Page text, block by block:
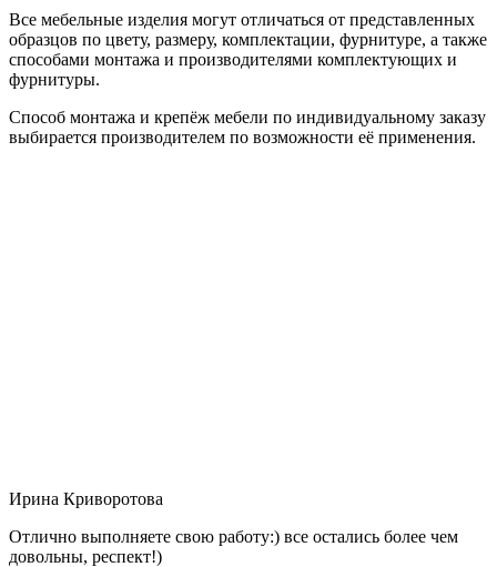
Все мебельные изделия могут отличаться от представленных
образцов по цвету, размеру, комплектации, фурнитуре, а также
способами монтажа и производителями комплектующих и
фурнитуры.
Способ монтажа и крепёж мебели по индивидуальному заказу
выбирается производителем по возможности её применения.
Ирина Криворотова
Отлично выполняете свою работу:) все остались более чем
довольны, респект!)